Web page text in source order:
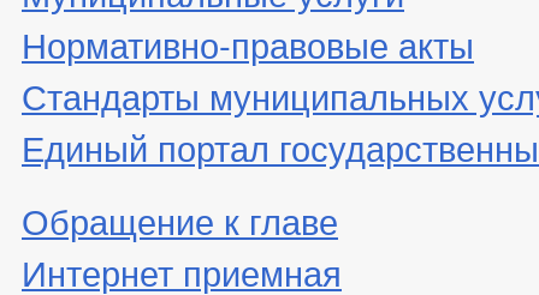
Нормативно-правовые акты
Стандарты муниципальных
Единый портал
Обращение к главе
Интернет приемная